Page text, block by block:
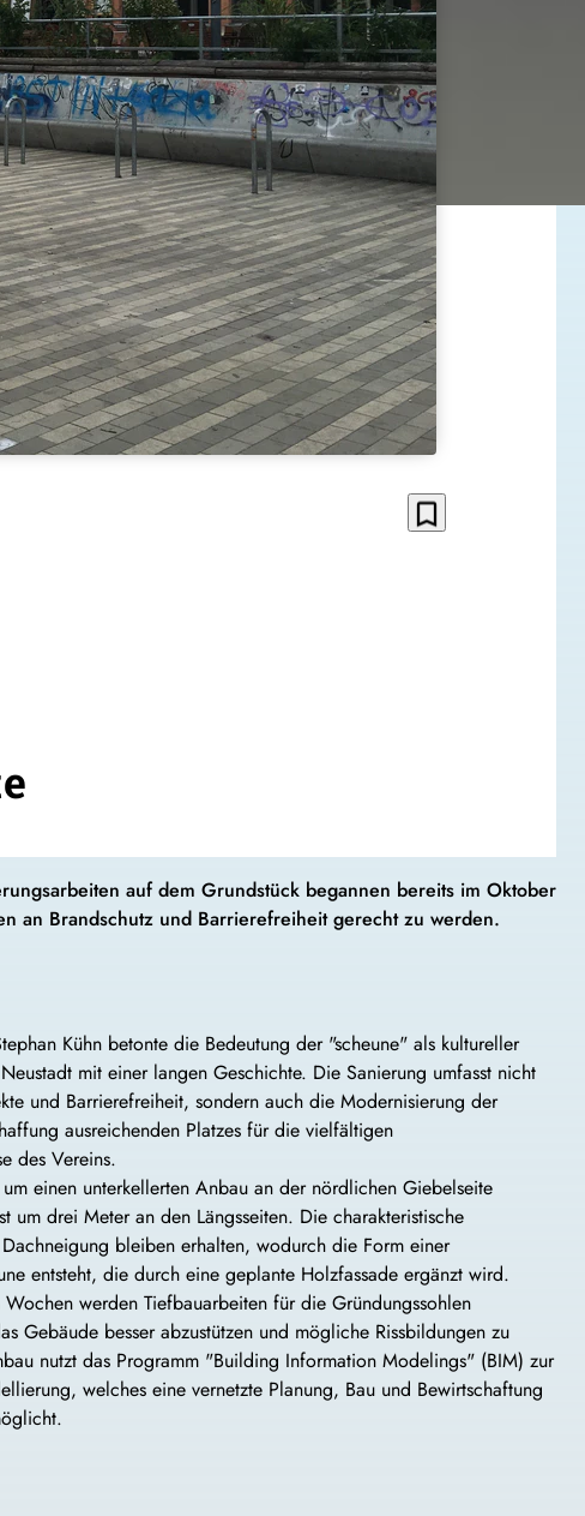
bookmark_border
auf dem Grundstück begannen bereits im Oktober
an Brandschutz und Barrierefreiheit gerecht zu werden.
Kühn betonte die Bedeutung der "scheune" als kultureller
mit einer langen Geschichte. Die Sanierung umfasst nicht
und Barrierefreiheit, sondern auch die Modernisierung der
ausreichenden Platzes für die vielfältigen
des Vereins.
einen unterkellerten Anbau an der nördlichen Giebelseite
um drei Meter an den Längsseiten. Die charakteristische
bleiben erhalten, wodurch die Form einer
entsteht, die durch eine geplante Holzfassade ergänzt wird.
werden Tiefbauarbeiten für die Gründungssohlen
Gebäude besser abzustützen und mögliche Rissbildungen zu
nutzt das Programm "Building Information Modelings" (BIM) zur
welches eine vernetzte Planung, Bau und Bewirtschaftung